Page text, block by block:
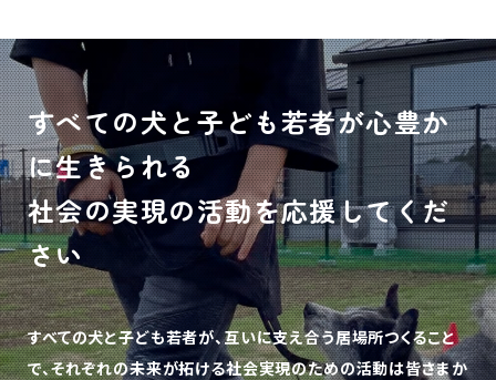
すべての犬と子ども若者が心豊か
に生きられる
社会の実現の活動を応援してくだ
さい
すべての犬と子ども若者が、互いに支え合う居場所つくること
で、それぞれの未来が拓ける社会実現のための活動は皆さまか